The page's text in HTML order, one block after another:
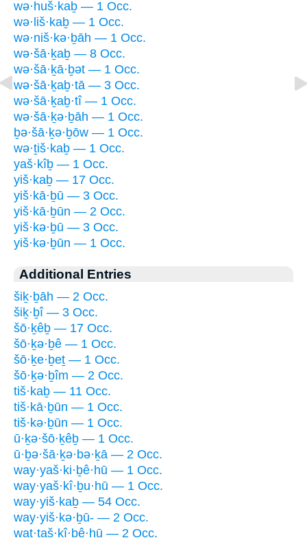
wə·huš·kaḇ — 1 Occ.
wə·liš·kaḇ — 1 Occ.
wə·niš·kə·ḇāh — 1 Occ.
wə·šā·ḵaḇ — 8 Occ.
wə·šā·ḵā·ḇət — 1 Occ.
wə·šā·ḵaḇ·tā — 3 Occ.
wə·šā·ḵaḇ·tî — 1 Occ.
wə·šā·ḵə·ḇāh — 1 Occ.
ḇə·šā·ḵə·ḇōw — 1 Occ.
wə·ṯiš·kaḇ — 1 Occ.
yaš·kîḇ — 1 Occ.
yiš·kaḇ — 17 Occ.
yiš·kā·ḇū — 3 Occ.
yiš·kā·ḇūn — 2 Occ.
yiš·kə·ḇū — 3 Occ.
yiš·kə·ḇūn — 1 Occ.
Additional Entries
šiḵ·ḇāh — 2 Occ.
šiḵ·ḇî — 3 Occ.
šō·ḵêḇ — 17 Occ.
šō·ḵə·ḇê — 1 Occ.
šō·ḵe·ḇeṯ — 1 Occ.
šō·ḵə·ḇîm — 2 Occ.
tiš·kaḇ — 11 Occ.
tiš·kā·ḇūn — 1 Occ.
tiš·kə·ḇūn — 1 Occ.
ū·ḵə·šō·ḵêḇ — 1 Occ.
ū·ḇə·šā·ḵə·bə·ḵā — 2 Occ.
way·yaš·ki·ḇê·hū — 1 Occ.
way·yaš·kî·ḇu·hū — 1 Occ.
way·yiš·kaḇ — 54 Occ.
way·yiš·kə·ḇū- — 2 Occ.
wat·taš·kî·ḇê·hū — 2 Occ.